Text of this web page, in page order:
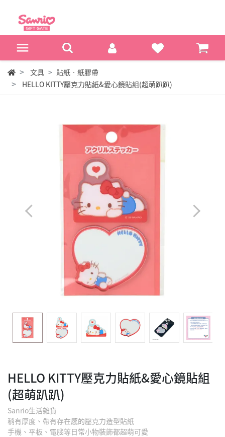
文具
貼紙‧紙膠帶
HELLO KITTY壓克力貼紙&愛心鏡貼組(超萌趴趴)
HELLO KITTY壓克力貼紙&愛心鏡貼組
(超萌趴趴)
Sanrio生活雜貨
稍有厚度、帶有存在感的壓克力造型貼紙
手機、平板、電腦等日常小物裝飾都超萌可愛